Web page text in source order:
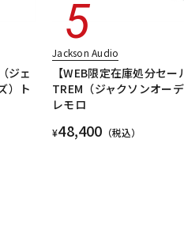
ジェ
）ト
Jackson Audio
【WEB限定在庫処分セー
TREM（ジャクソンオー
レモロ
¥48,400 （税込）